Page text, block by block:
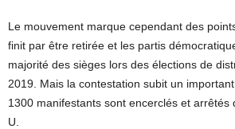
Le mouvement marque cependant des
finit par être retirée et les partis
majorité des sièges lors des élections de
2019. Mais la contestation subit un
1300 manifestants sont encerclés et arrêtés
U.